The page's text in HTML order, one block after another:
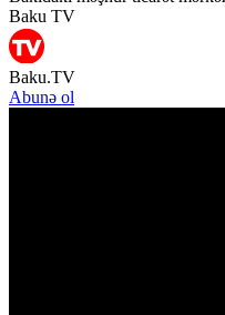
Baku TV
Baku.TV
Abunə ol